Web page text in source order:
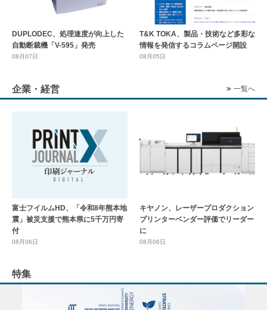
DUPLODEC、処理速度が向上した
自動断裁機「V-595」発売
08月07日
T&K TOKA、製品・技術など多彩な
情報を発信するコラムページ開設
08月05日
企業・経営 一覧へ
富士フイルムHD、「令和8年熊本地
震」被災支援で熊本県に5千万円寄
付
08月06日
キヤノン、レーザープロダクション
プリンターベンダー評価でリーダー
に
08月06日
特集